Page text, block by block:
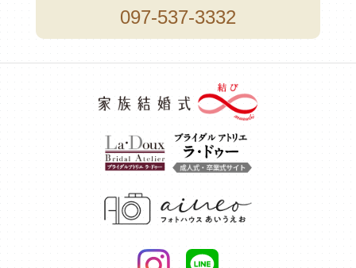
097-537-3332